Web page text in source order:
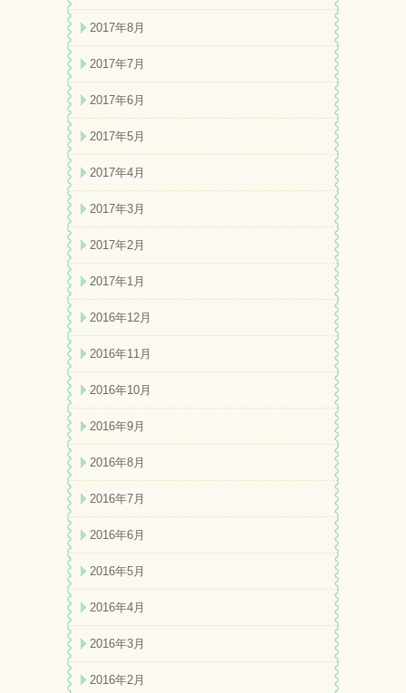
2017年8月
2017年7月
2017年6月
2017年5月
2017年4月
2017年3月
2017年2月
2017年1月
2016年12月
2016年11月
2016年10月
2016年9月
2016年8月
2016年7月
2016年6月
2016年5月
2016年4月
2016年3月
2016年2月